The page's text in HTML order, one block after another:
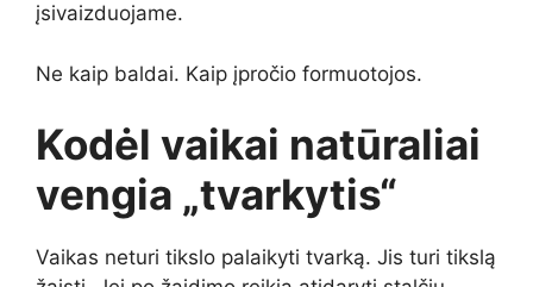
įsivaizduojame.
Ne kaip baldai. Kaip įpročio formuotojos.
Kodėl vaikai natūraliai
vengia „tvarkytis“
Vaikas neturi tikslo palaikyti tvarką. Jis turi tikslą